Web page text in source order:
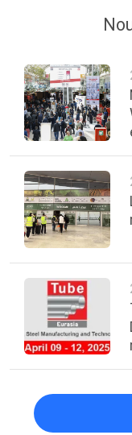
SITE
POLITIQUE
DE